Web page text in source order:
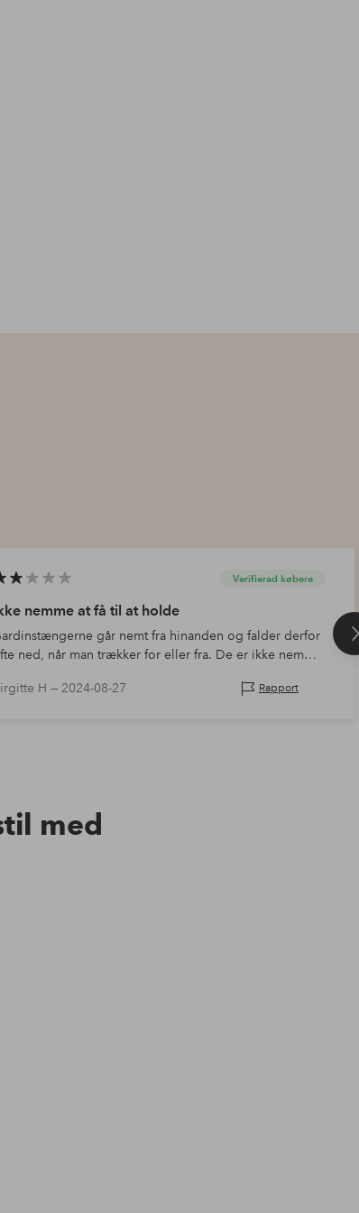
Verifierad købere
nemme at få til at holde
går nemt fra hinanden og falder derfor
ned, når man trækker for eller fra. De er ikke nemme
H — 2024-08-27 Rapport
med